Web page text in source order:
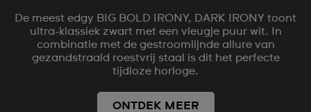
De meest edgy BIG BOLD IRONY, DARK IRONY toont
ultra-klassiek zwart met een vleugje puur wit. In
combinatie met de gestroomlijnde allure van
gezandstraald roestvrij staal is dit het perfecte
tijdloze horloge.
ONTDEK MEER